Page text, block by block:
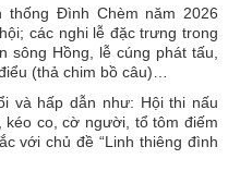
Đình Chèm năm 2026
các nghi lễ đặc trưng trong
Hồng, lễ cúng phát tấu,
(thả chim bồ câu)…
và hấp dẫn như: Hội thi nấu
co, cờ người, tổ tôm điếm
với chủ đề “Linh thiêng đình